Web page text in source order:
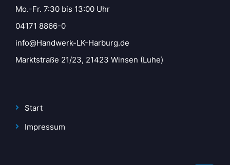
Mo.-Fr. 7:30 bis 13:00 Uhr
04171 8866-0
info@Handwerk-LK-Harburg.de
Marktstraße 21/23, 21423 Winsen (Luhe)
Start
Impressum